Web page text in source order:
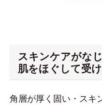
スキンケアがな
肌をほぐして受
角層が厚く固い・スキ